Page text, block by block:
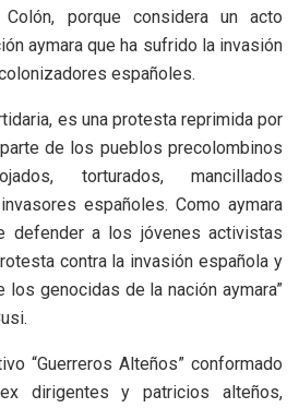
porque considera un acto
aymara que ha sufrido la invasión
españoles.
es una protesta reprimida por
de los pueblos precolombinos
torturados, mancillados
españoles. Como aymara
defender a los jóvenes activistas
contra la invasión española y
los genocidas de la nación aymara”
“Guerreros Alteños” conformado
dirigentes y patricios alteños,